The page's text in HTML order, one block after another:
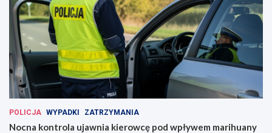
POLICJA WYPADKI ZATRZYMANIA
Nocna kontrola ujawnia kierowcę pod wpływem marihuany